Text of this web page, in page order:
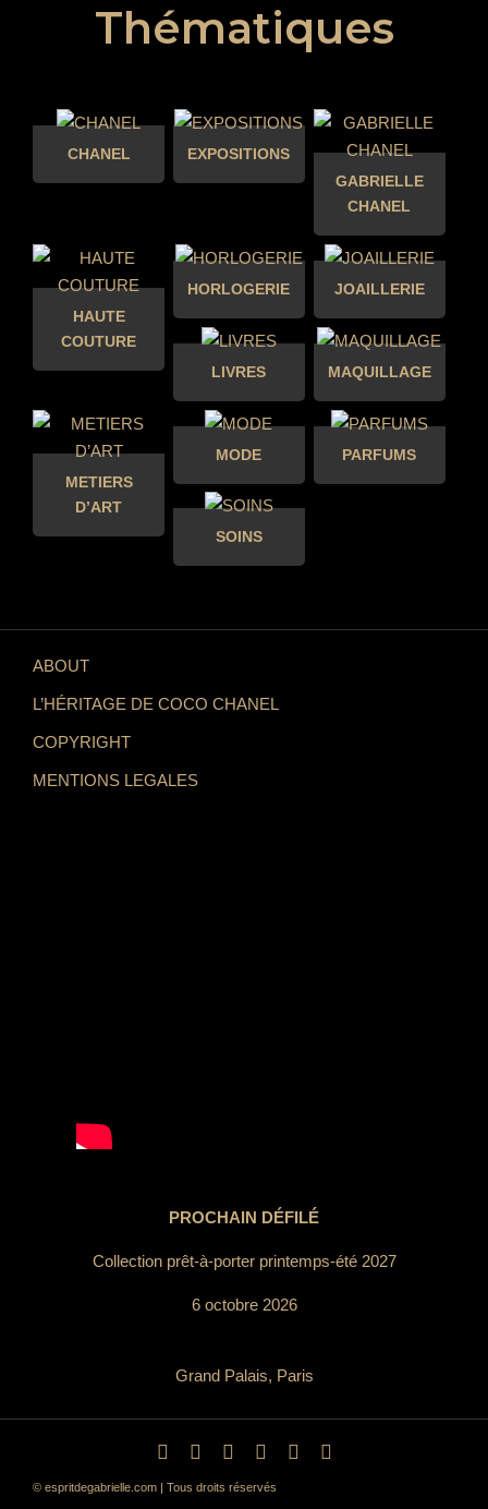
Thématiques
CHANEL
EXPOSITIONS
GABRIELLE
CHANEL
HAUTE
COUTURE
HORLOGERIE JOAILLERIE
LIVRES MAQUILLAGE
METIERS
D’ART
MODE PARFUMS
SOINS
ABOUT
L’HÉRITAGE DE COCO CHANEL
COPYRIGHT
MENTIONS LEGALES
PROCHAIN DÉFILÉ
Collection prêt-à-porter printemps-été 2027
6 octobre 2026
Grand Palais, Paris
© espritdegabrielle.com | Tous droits réservés